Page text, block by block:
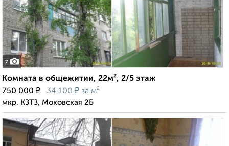
7
Комната в общежитии, 22м², 2/5 этаж
750 000 ₽ 34 100 ₽ за м²
мкр. КЗТЗ, Моковская 2Б